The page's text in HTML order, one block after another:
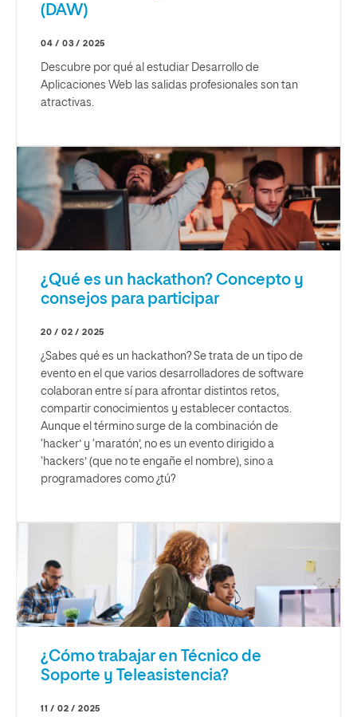
(DAW)
04 / 03 / 2025
Descubre por qué al estudiar Desarrollo de
Aplicaciones Web las salidas profesionales son tan
atractivas.
¿Qué es un hackathon? Concepto y
consejos para participar
20 / 02 / 2025
¿Sabes qué es un hackathon? Se trata de un tipo de
evento en el que varios desarrolladores de software
colaboran entre sí para afrontar distintos retos,
compartir conocimientos y establecer contactos.
Aunque el término surge de la combinación de
‘hacker’ y ‘maratón’, no es un evento dirigido a
‘hackers’ (que no te engañe el nombre), sino a
programadores como ¿tú?
¿Cómo trabajar en Técnico de
Soporte y Teleasistencia?
11 / 02 / 2025